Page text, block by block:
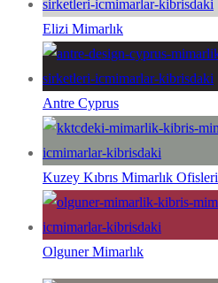
Elizi Mimarlık
Antre Cyprus
Kuzey Kıbrıs Mimarlık Ofisleri
Olguner Mimarlık